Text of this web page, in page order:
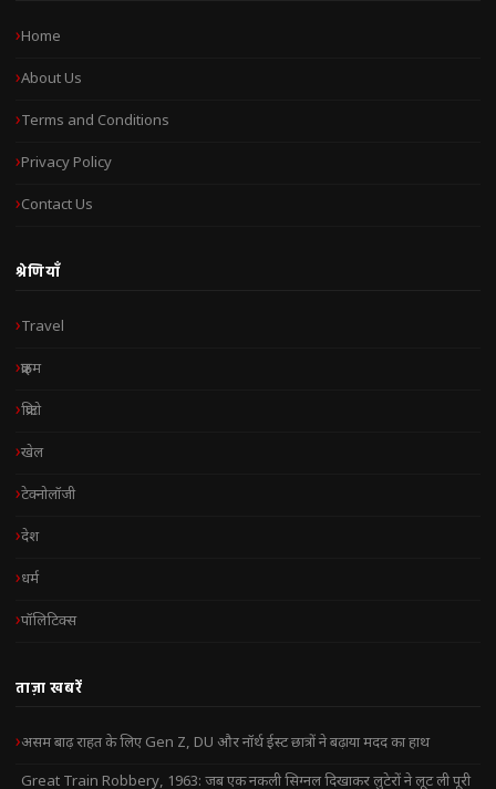
Home
About Us
Terms and Conditions
Privacy Policy
Contact Us
श्रेणियाँ
Travel
क्राइम
क्रिप्टो
खेल
टेक्नोलॉजी
देश
धर्म
पॉलिटिक्स
ताज़ा खबरें
असम बाढ़ राहत के लिए Gen Z, DU और नॉर्थ ईस्ट छात्रों ने बढ़ाया मदद का हाथ
Great Train Robbery, 1963: जब एक नकली सिग्नल दिखाकर लुटेरों ने लूट ली पूरी